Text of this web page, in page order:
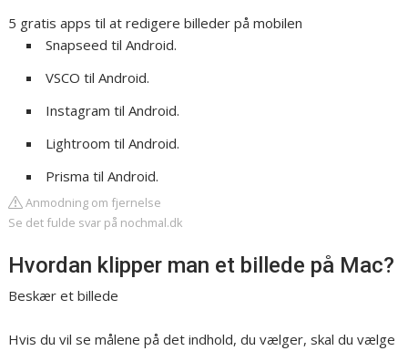
5 gratis apps til at redigere billeder på mobilen
Snapseed til Android.
VSCO til Android.
Instagram til Android.
Lightroom til Android.
Prisma til Android.
Anmodning om fjernelse
Se det fulde svar på nochmal.dk
Hvordan klipper man et billede på Mac?
Beskær et billede
Hvis du vil se målene på det indhold, du vælger, skal du vælge